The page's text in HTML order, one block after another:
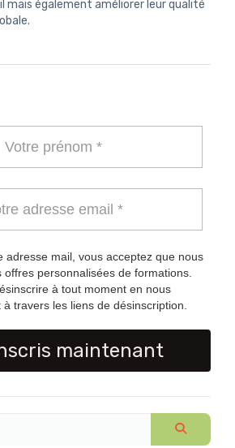
mais également améliorer leur qualité
adresse mail, vous acceptez que nous
offres personnalisées de formations.
à tout moment en nous
travers les liens de désinscription.
maintenant